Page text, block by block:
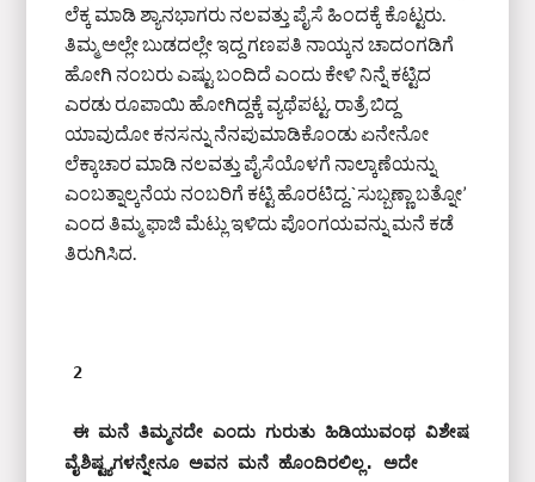
ಲೆಕ್ಕ ಮಾಡಿ ಶ್ಯಾನಭಾಗರು ನಲವತ್ತು ಪೈಸೆ ಹಿಂದಕ್ಕೆ ಕೊಟ್ಟರು.
ತಿಮ್ಮ ಅಲ್ಲೇ ಬುಡದಲ್ಲೇ ಇದ್ದ ಗಣಪತಿ ನಾಯ್ಕನ ಚಾದಂಗಡಿಗೆ
ಹೋಗಿ ನಂಬರು ಎಷ್ಟು ಬಂದಿದೆ ಎಂದು ಕೇಳಿ ನಿನ್ನೆ ಕಟ್ಟಿದ
ಎರಡು ರೂಪಾಯಿ ಹೋಗಿದ್ದಕ್ಕೆ ವ್ಯಥೆಪಟ್ಟ. ರಾತ್ರೆ ಬಿದ್ದ
ಯಾವುದೋ ಕನಸನ್ನು ನೆನಪುಮಾಡಿಕೊಂಡು ಏನೇನೋ
ಲೆಕ್ಕಾಚಾರ ಮಾಡಿ ನಲವತ್ತು ಪೈಸೆಯೊಳಗೆ ನಾಲ್ಕಾಣೆಯನ್ನು
ಎಂಬತ್ನಾಲ್ಕನೆಯ ನಂಬರಿಗೆ ಕಟ್ಟಿ ಹೊರಟಿದ್ದ.`ಸುಬ್ಬಣ್ಣಾ ಬತ್ನೋ’
ಎಂದ ತಿಮ್ಮ ಫಾಜಿ ಮೆಟ್ಲು ಇಳಿದು ಪೊಂಗಯವನ್ನು ಮನೆ ಕಡೆ
ತಿರುಗಿಸಿದ.
2
ಈ ಮನೆ ತಿಮ್ಮನದೇ ಎಂದು ಗುರುತು ಹಿಡಿಯುವಂಥ ವಿಶೇಷ
ವೈಶಿಷ್ಟ್ಯಗಳನ್ನೇನೂ ಅವನ ಮನೆ ಹೊಂದಿರಲಿಲ್ಲ. ಅದೇ